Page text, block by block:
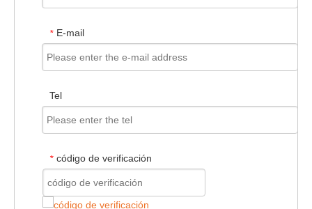
* E-mail
Tel
* código de verificación